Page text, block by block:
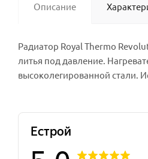
Описание
Радиатор Royal Thermo
литья под давление.
высоколегированной стали.